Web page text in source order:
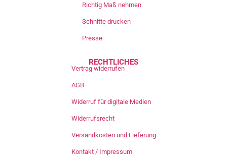
Richtig Maß nehmen
Schnitte drucken
Presse
RECHTLICHES
Vertrag widerrufen
AGB
Widerruf für digitale Medien
Widerrufsrecht
Versandkosten und Lieferung
Kontakt / Impressum